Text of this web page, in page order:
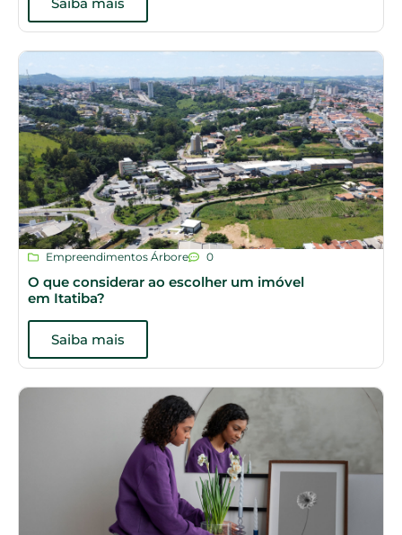
Empreendimentos Árbore 0
O que considerar ao escolher um imóvel
em Itatiba?
Saiba mais